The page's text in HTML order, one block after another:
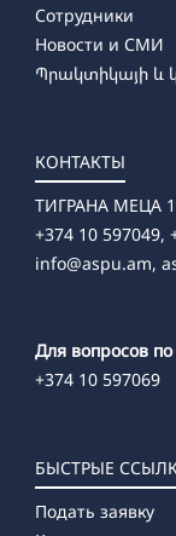
Сотрудники
Новости и СМИ
Պրակտիկայի և
КОНТАКТЫ
ТИГРАНА МЕЦА
+374 10 597049,
info@aspu.am,
Для вопросов
+374 10 597069
БЫСТРЫЕ
Подать заявку